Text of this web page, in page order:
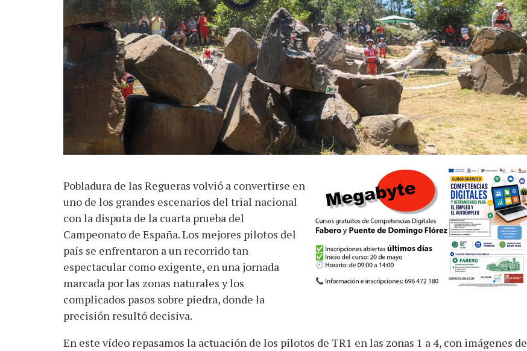
Pobladura de las Regueras volvió a convertirse en
uno de los grandes escenarios del trial nacional
con la disputa de la cuarta prueba del
Campeonato de España. Los mejores pilotos del
país se enfrentaron a un recorrido tan
espectacular como exigente, en una jornada
marcada por las zonas naturales y los
complicados pasos sobre piedra, donde la
precisión resultó decisiva.
En este vídeo repasamos la actuación de los pilotos de TR1 en las zonas 1 a 4, con imágenes de